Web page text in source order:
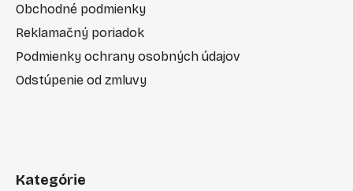
Obchodné podmienky
Reklamačný poriadok
Podmienky ochrany osobných údajov
Odstúpenie od zmluvy
Kategórie